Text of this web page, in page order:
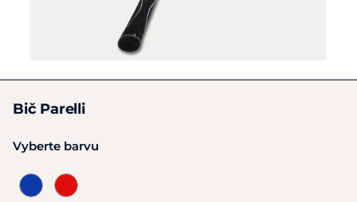
Bič Parelli
Vyberte barvu